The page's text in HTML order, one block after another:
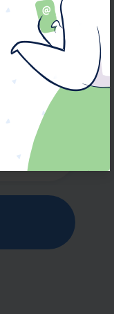
הרשמו
מוזמנים
לחופש המידע
כתובת דואר